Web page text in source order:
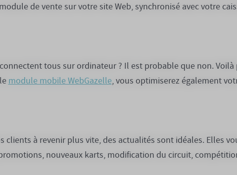
de vente sur votre site Web, synchronisé avec votre
tous sur ordinateur ? Il est probable que non.
module mobile WebGazelle, vous optimiserez également
clients à revenir plus vite, des actualités sont idéales. Elles
nouveaux karts, modification du circuit,